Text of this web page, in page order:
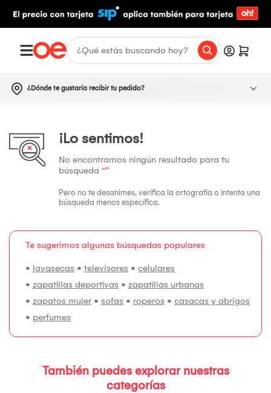
¿Dónde te gustaría recibir tu pedido?
¡Lo sentimos!
No encontramos ningún resultado para tu
búsqueda “”
Pero no te desanimes, verifica la ortografía o intenta una
búsqueda menos específica.
Te sugerimos algunas búsquedas populares
• lavasecas • televisores • celulares
• zapatillas deportivas • zapatillas urbanas
• zapatos mujer • sofas • roperos • casacas y abrigos
• perfumes
También puedes explorar nuestras
categorías